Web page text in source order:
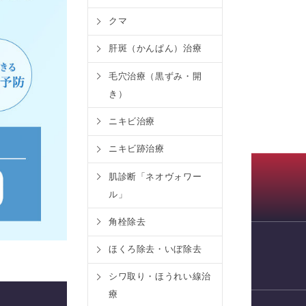
クマ
肝斑（かんぱん）治療
毛穴治療（黒ずみ・開
き）
ニキビ治療
ニキビ跡治療
肌診断「ネオヴォワー
ル」
角栓除去
ほくろ除去・いぼ除去
シワ取り・ほうれい線治
療